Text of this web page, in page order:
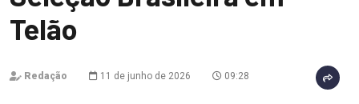
Telão
Redação 11 de junho de 2026 09:28